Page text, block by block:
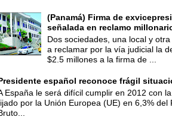
(Panamá) Firma de
señalada en reclamo
Dos sociedades, una local y
a reclamar por la vía judicial la
$2.5 millones a la firma de ...
español reconoce frágil
España le será difícil cumplir en 2012 con
por la Unión Europea (UE) en 6,3% del